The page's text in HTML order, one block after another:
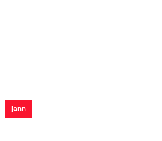
jann